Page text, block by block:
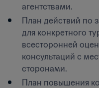
агентствами.
План действий по
для конкретного
всесторонней
консультаций с
сторонами.
План повышения